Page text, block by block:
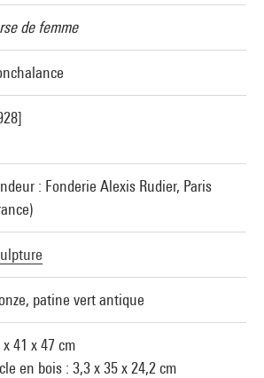
de femme
: Fonderie Alexis Rudier, Paris
patine vert antique
x 41 x 47 cm
en bois : 3,3 x 35 x 24,2 cm